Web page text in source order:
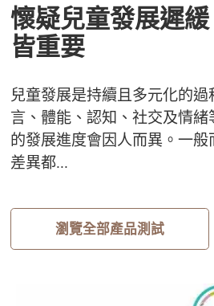
懷疑兒童發展遲
皆重要
兒童發展是持續且多元化的
言、體能、認知、社交及情
的發展進度會因人而異。一
差異都...
瀏覽全部產品測試